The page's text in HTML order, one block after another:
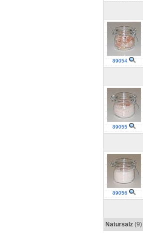
89054
89055
89056
Natursalz (9)